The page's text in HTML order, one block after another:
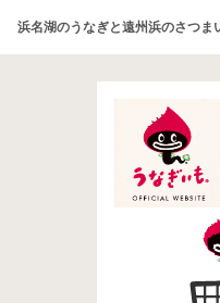
浜名湖のうなぎと遠州浜のさつま